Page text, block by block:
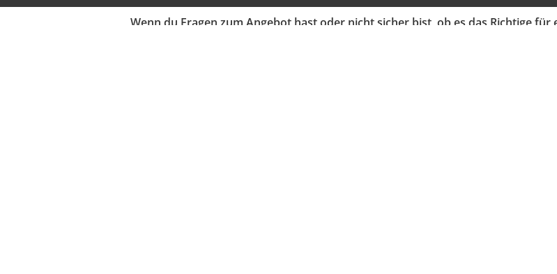
Wenn du Fragen zum Angebot hast oder nicht sicher bist, ob es das Richtige